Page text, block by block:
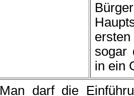
sogar
in ein
Man darf die